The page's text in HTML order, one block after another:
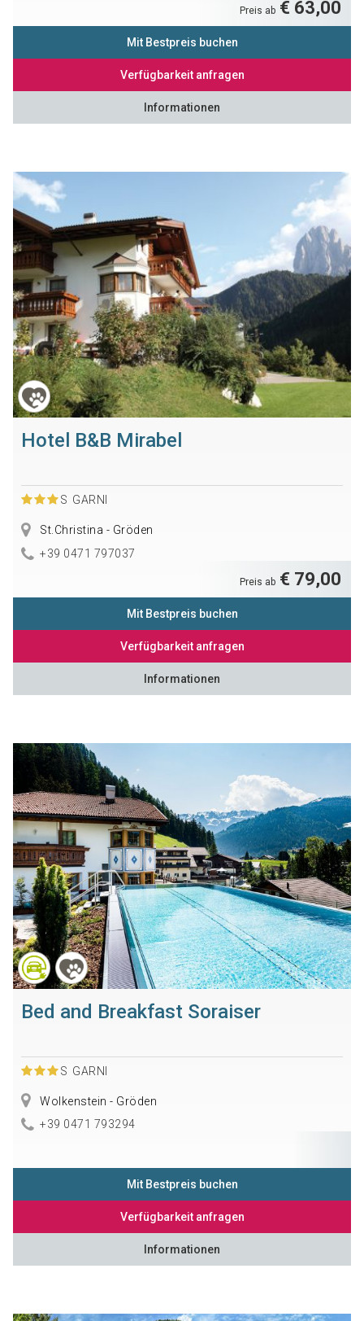
Preis ab € 63,00
Mit Bestpreis buchen
Verfügbarkeit anfragen
Informationen
Hotel B&B Mirabel
S GARNI
St.Christina - Gröden
+39 0471 797037
Preis ab € 79,00
Mit Bestpreis buchen
Verfügbarkeit anfragen
Informationen
Bed and Breakfast Soraiser
S GARNI
Wolkenstein - Gröden
+39 0471 793294
Mit Bestpreis buchen
Verfügbarkeit anfragen
Informationen